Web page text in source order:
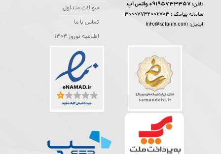
سوالات متداول
تماس با ما
اطلاعیه نوروز 1404
تلفن:
سامانه پیامک : 30007732006704
ایمیل: info@kalanix.com